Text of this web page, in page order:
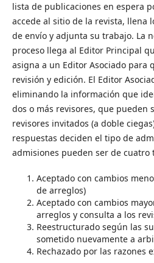
lista de publicaciones en espera
accede al sitio de la revista, llena
de envío y adjunta su trabajo. La
proceso llega al Editor Principal
asigna a un Editor Asociado para
revisión y edición. El Editor
eliminando la información que
dos o más revisores, que pueden
revisores invitados (a doble
respuestas deciden el tipo de
admisiones pueden ser de cuatro
Aceptado con cambios
de arreglos)
Aceptado con cambios
arreglos y consulta a los
Reestructurado según las
sometido nuevamente a
Rechazado por las razones